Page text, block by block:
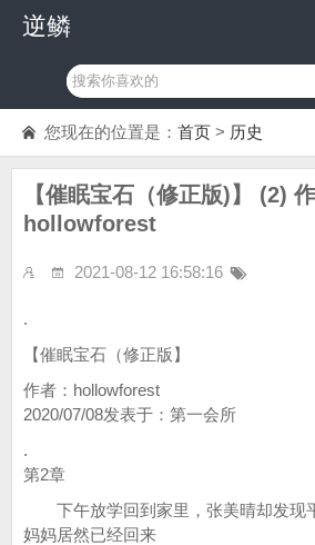
逆鳞
您现在的位置是： 首页 > 历史
【催眠宝石（修正版)】 (2) 作
hollowforest
2021-08-12 16:58:16
.
【催眠宝石（修正版】
作者：hollowforest
2020/07/08发表于：第一会所
.
第2章
下午放学回到家里，张美晴却发现
妈妈居然已经回来